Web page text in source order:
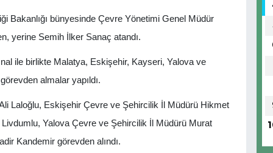
Bakanlığı bünyesinde Çevre Yönetimi Genel Müdür
yerine Semih İlker Sanaç atandı.
ile birlikte Malatya, Eskişehir, Kayseri, Yalova ve
almalar yapıldı.
Laloğlu, Eskişehir Çevre ve Şehircilik İl Müdürü Hikmet
Yalova Çevre ve Şehircilik İl Müdürü Murat
Kandemir görevden alındı.